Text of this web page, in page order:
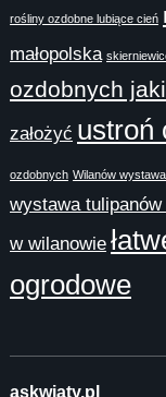
rośliny ozdobne lubiące cień
małopolska
ozdobnych
założyć ustroń
ozdobnych Wilanów
wystawa
w wilanowie
ogrodowe
askwiaty.pl